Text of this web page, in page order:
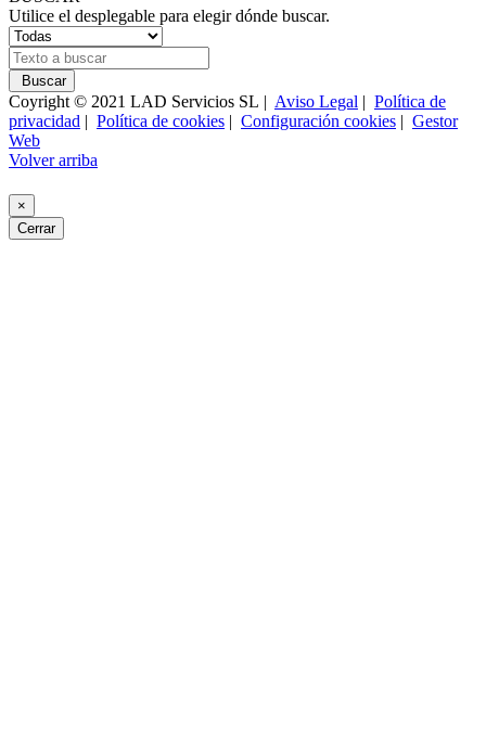
Utilice el desplegable para elegir dónde buscar.
Buscar
Coyright © 2021 LAD Servicios SL | Aviso Legal | Política de
privacidad | Política de cookies | Configuración cookies | Gestor
Web
Volver arriba
×
Cerrar